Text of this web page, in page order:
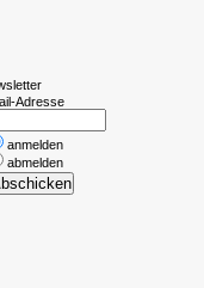
Adresse
anmelden
abmelden